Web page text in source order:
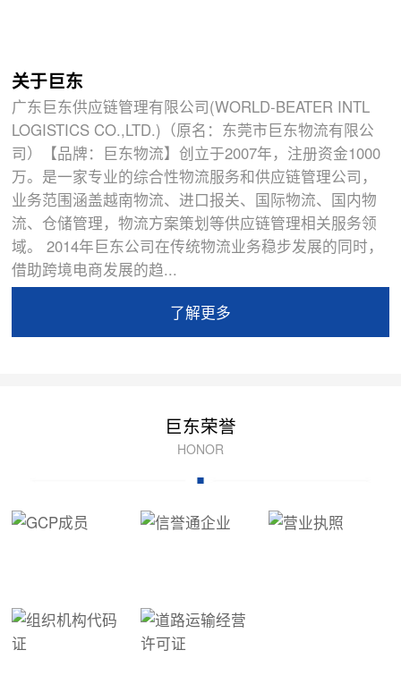
关于巨东
广东巨东供应链管理有限公司(WORLD-BEATER INTL
LOGISTICS CO.,LTD.)（原名：东莞市巨东物流有限公
司）【品牌：巨东物流】创立于2007年，注册资金1000
万。是一家专业的综合性物流服务和供应链管理公司，
业务范围涵盖越南物流、进口报关、国际物流、国内物
流、仓储管理，物流方案策划等供应链管理相关服务领
域。 2014年巨东公司在传统物流业务稳步发展的同时，
借助跨境电商发展的趋...
了解更多
巨东荣誉
HONOR